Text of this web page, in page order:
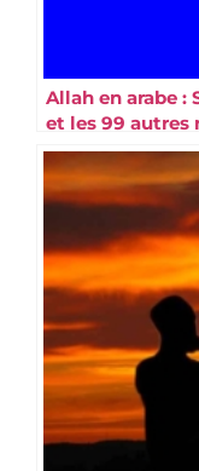
Allah en arabe
et les 99 autres